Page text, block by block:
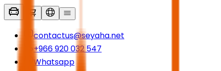
contactus@seyaha.net
+966 920 032 547
Whatsapp